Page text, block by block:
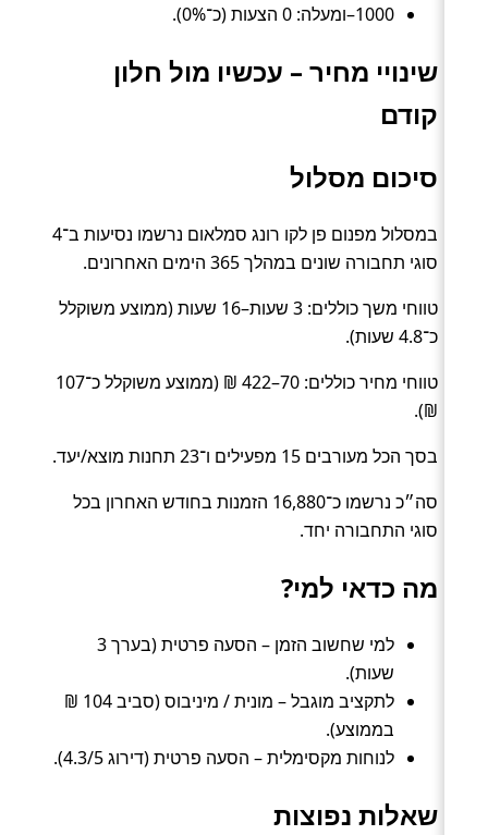
1000–ומעלה: 0 הצעות (כ־0%).
שינויי מחיר – עכשיו מול חלון
קודם
סיכום מסלול
במסלול מפנום פן לקו רונג סמלאום נרשמו נסיעות ב־4
סוגי תחבורה שונים במהלך 365 הימים האחרונים.
טווחי משך כוללים: 3 שעות–16 שעות (ממוצע משוקלל
כ־4.8 שעות).
טווחי מחיר כוללים: 70–422 ₪ (ממוצע משוקלל כ־107
₪).
בסך הכל מעורבים 15 מפעילים ו־23 תחנות מוצא/יעד.
סה״כ נרשמו כ־16,880 הזמנות בחודש האחרון בכל
סוגי התחבורה יחד.
מה כדאי למי?
למי שחשוב הזמן – הסעה פרטית (בערך 3
שעות).
לתקציב מוגבל – מונית / מיניבוס (סביב 104 ₪
בממוצע).
לנוחות מקסימלית – הסעה פרטית (דירוג 4.3/5).
שאלות נפוצות